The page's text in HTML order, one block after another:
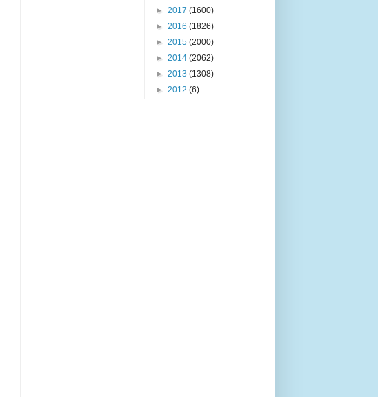
► 2017 (1600)
► 2016 (1826)
► 2015 (2000)
► 2014 (2062)
► 2013 (1308)
► 2012 (6)